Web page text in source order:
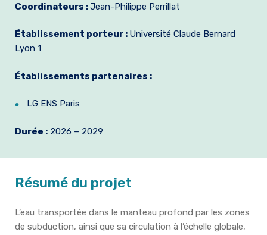
Coordinateurs :Jean-Philippe Perrillat
Établissement porteur : Université Claude Bernard
Lyon 1
Établissements partenaires :
LG ENS Paris
Durée : 2026 – 2029
Résumé du projet
L’eau transportée dans le manteau profond par les zones
de subduction, ainsi que sa circulation à l’échelle globale,